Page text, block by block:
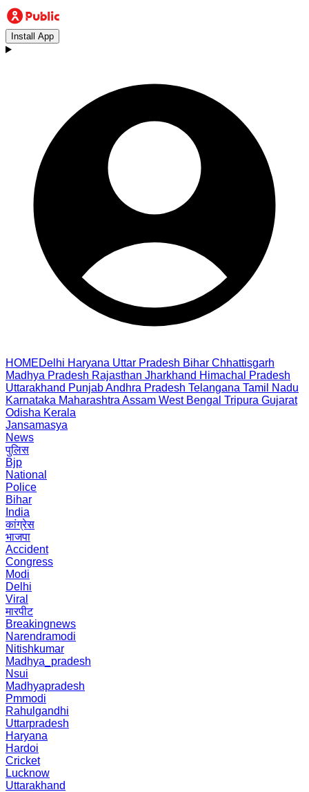
Install App
HOMEDelhi Haryana Uttar Pradesh Bihar Chhattisgarh
Madhya Pradesh Rajasthan Jharkhand Himachal Pradesh
Uttarakhand PunjabAndhra Pradesh Telangana Tamil Nadu
Karnataka Maharashtra Assam West Bengal Tripura Gujarat
Odisha Kerala
Jansamasya
News
पुलिस
Bjp
National
Police
Bihar
India
कांग्रेस
भाजपा
Accident
Congress
Modi
Delhi
Viral
मारपीट
Breakingnews
Narendramodi
Nitishkumar
Madhya_pradesh
Nsui
Madhyapradesh
Pmmodi
Rahulgandhi
Uttarpradesh
Haryana
Hardoi
Cricket
Lucknow
Uttarakhand